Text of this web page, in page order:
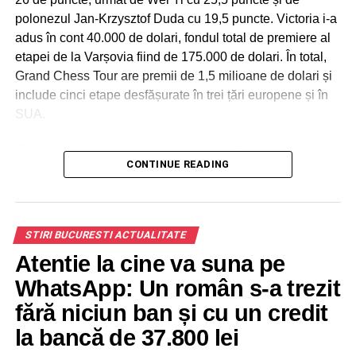
polonezul Jan-Krzysztof Duda cu 19,5 puncte. Victoria i-a
adus în cont 40.000 de dolari, fondul total de premiere al
etapei de la Varșovia fiind de 175.000 de dolari. În total,
Grand Chess Tour are premii de 1,5 milioane de dolari și
include cinci etape desfășurate în trei țări europene și în
SUA.
„Felicitări lui Magnus Carlsen pentru victoria sa la
Superbet Rapid & Blitz Poland și mulțumiri către toți
nerăbdare începerea Superbet Chess Classic în
București la finalul lunii iunie. Pentru fundația noastră,
investiția în șah înseamnă investiție în oameni.
Evenimente precum Grand Chess Tour inspiră oameni din
toate categoriile sociale să înceapă să joace șah, iar
acest lucru este cu adevărat remarcabil”,
Augusta Dragic, Președinta Fundației Superbet, sponsor
și organizator a trei dintre cele cinci etape ale circuitului
CONTINUE READING
STIRI BUCURESTI ACTUALITATE
Atentie la cine va suna pe
WhatsApp: Un român s-a trezit
fără niciun ban și cu un credit
la bancă de 37.800 lei